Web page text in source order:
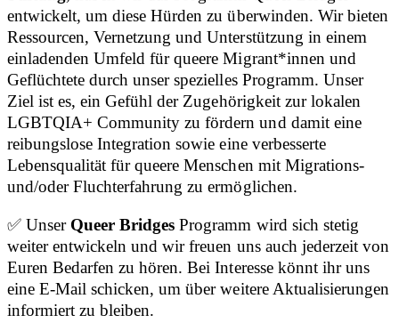
entwickelt, um diese Hürden zu überwinden. Wir bieten
Ressourcen, Vernetzung und Unterstützung in einem
einladenden Umfeld für queere Migrant*innen und
Geflüchtete durch unser spezielles Programm. Unser
Ziel ist es, ein Gefühl der Zugehörigkeit zur lokalen
LGBTQIA+ Community zu fördern und damit eine
reibungslose Integration sowie eine verbesserte
Lebensqualität für queere Menschen mit Migrations-
und/oder Fluchterfahrung zu ermöglichen.
✅ Unser Queer Bridges Programm wird sich stetig
weiter entwickeln und wir freuen uns auch jederzeit von
Euren Bedarfen zu hören. Bei Interesse könnt ihr uns
eine E-Mail schicken, um über weitere Aktualisierungen
informiert zu bleiben.